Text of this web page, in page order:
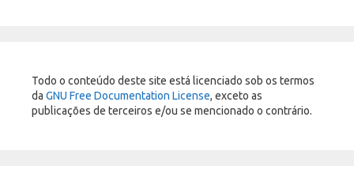
Todo o conteúdo deste site está licenciado sob os termos
da GNU Free Documentation License, exceto as
publicações de terceiros e/ou se mencionado o contrário.